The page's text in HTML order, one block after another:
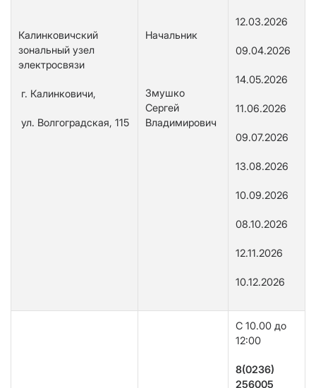
Калинковичский
зональный узел
электросвязи
г. Калинковичи,
ул. Волгоградская, 115
Начальник
Змушко
Сергей
Владимирович
12.03.2026
09.04.2026
14.05.2026
11.06.2026
09.07.2026
13.08.2026
10.09.2026
08.10.2026
12.11.2026
10.12.2026
С 10.00 до
12:00
8(0236)
256005